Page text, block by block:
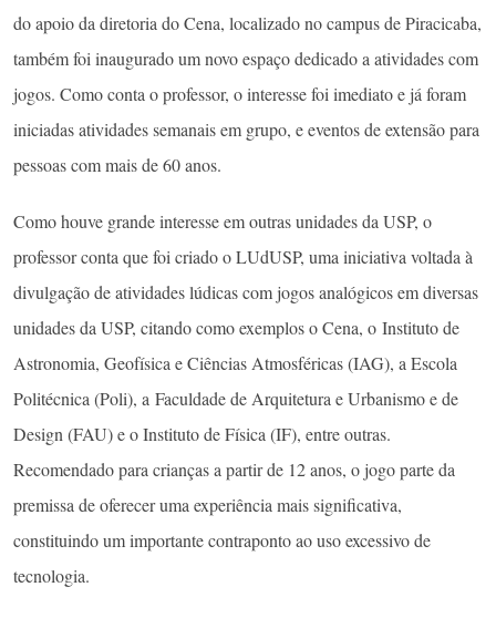
do apoio da diretoria do Cena, localizado no campus de Piracicaba,
também foi inaugurado um novo espaço dedicado a atividades com
jogos. Como conta o professor, o interesse foi imediato e já foram
iniciadas atividades semanais em grupo, e eventos de extensão para
pessoas com mais de 60 anos.
Como houve grande interesse em outras unidades da USP, o
professor conta que foi criado o LUdUSP, uma iniciativa voltada à
divulgação de atividades lúdicas com jogos analógicos em diversas
unidades da USP, citando como exemplos o Cena, o Instituto de
Astronomia, Geofísica e Ciências Atmosféricas (IAG), a Escola
Politécnica (Poli), a Faculdade de Arquitetura e Urbanismo e de
Design (FAU) e o Instituto de Física (IF), entre outras.
Recomendado para crianças a partir de 12 anos, o jogo parte da
premissa de oferecer uma experiência mais significativa,
constituindo um importante contraponto ao uso excessivo de
tecnologia.